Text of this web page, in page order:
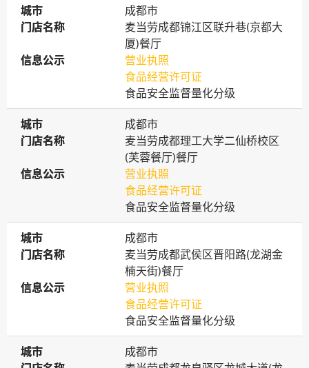
城市
城市
成都市
门店名称
门店名称
麦当劳成都锦江区联升巷(京都大
厦)餐厅
信息公示
信息公示
营业执照
食品经营许可证
食品安全监督量化分级
城市
城市
成都市
门店名称
门店名称
麦当劳成都理工大学二仙桥校区
(芙蓉餐厅)餐厅
信息公示
信息公示
营业执照
食品经营许可证
食品安全监督量化分级
城市
城市
成都市
门店名称
门店名称
麦当劳成都武侯区晋阳路(龙湖金
楠天街)餐厅
信息公示
信息公示
营业执照
食品经营许可证
食品安全监督量化分级
城市
城市
成都市